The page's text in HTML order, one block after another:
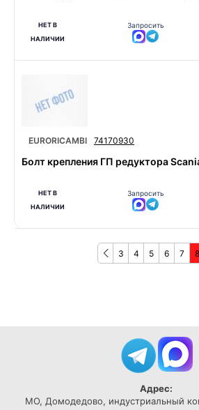
НЕТ В
НАЛИЧИИ
Запросить
EURORICAMBI 74170930
Болт крепления ГП редуктора
НЕТ В
НАЛИЧИИ
Запросить
3 4 5 6 7 8
Адрес:
МО, Домодедово, индустриальный